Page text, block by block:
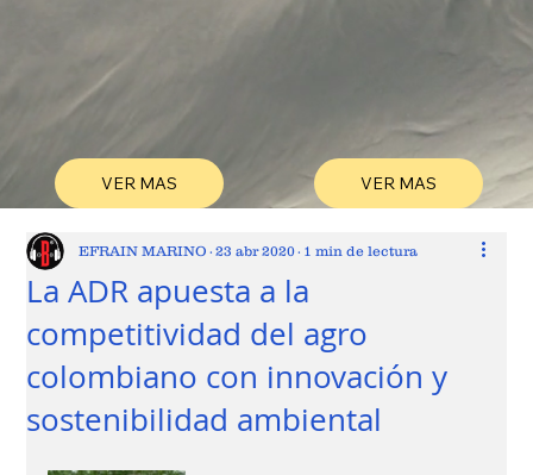
VER MAS VER MAS
La ADR apuesta a la
competitividad del agro
colombiano con innovación y
sostenibilidad ambiental
EFRAIN MARINO 23 abr 2020 1 min de lectura